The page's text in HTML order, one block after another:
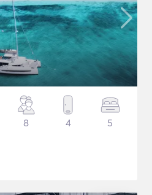
8 4 5